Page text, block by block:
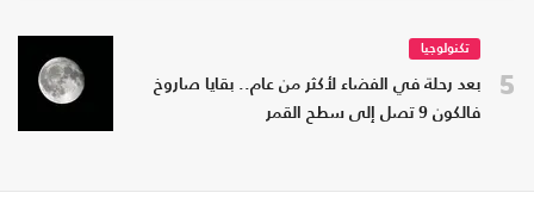
5
تكنولوجيا
بعد رحلة في الفضاء لأكثر من عام.. بقايا صاروخ
فالكون 9 تصل إلى سطح القمر